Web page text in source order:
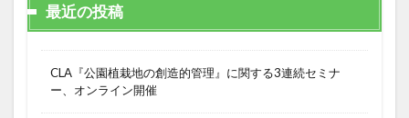
最近の投稿
CLA『公園植栽地の創造的管理』に関する3連続セミナ
ー、オンライン開催